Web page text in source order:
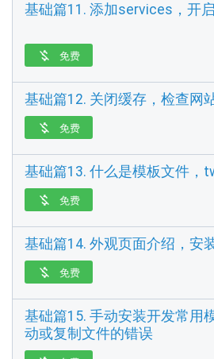
基础篇11. 添加services，开
 免费
基础篇12. 关闭缓存，检查网
 免费
基础篇13. 什么是模板文件，
 免费
基础篇14. 外观页面介绍，安
 免费
基础篇15. 手动安装开发常用
动或复制文件的错误